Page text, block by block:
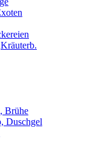
Brühe
Duschgel